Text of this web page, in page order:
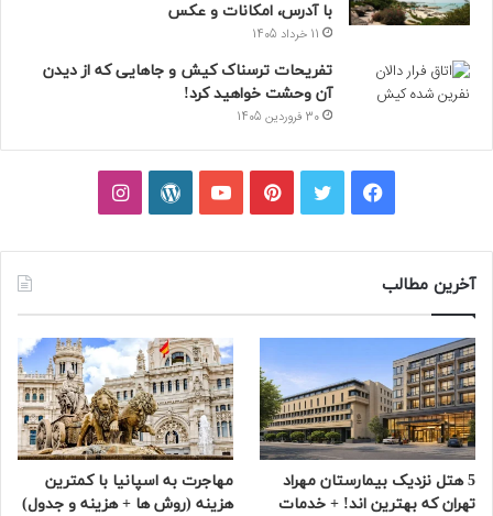
با آدرس، امکانات و عکس
11 خرداد 1405
تفریحات ترسناک کیش و جاهایی که از دیدن
آن وحشت خواهید کرد!
30 فروردین 1405
فیسبوکتوییترپینتریستیوتیوبوردپرساینستاگرام
آخرین مطالب
5 هتل نزدیک بیمارستان مهراد
تهران که بهترین‌ اند! + خدمات
مهاجرت به اسپانیا با کمترین
هزینه (روش ها + هزینه و جدول)